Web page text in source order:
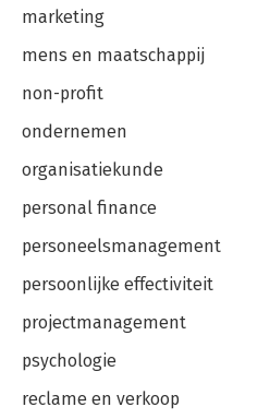
marketing
mens en maatschappij
non-profit
ondernemen
organisatiekunde
personal finance
personeelsmanagement
persoonlijke effectiviteit
projectmanagement
psychologie
reclame en verkoop